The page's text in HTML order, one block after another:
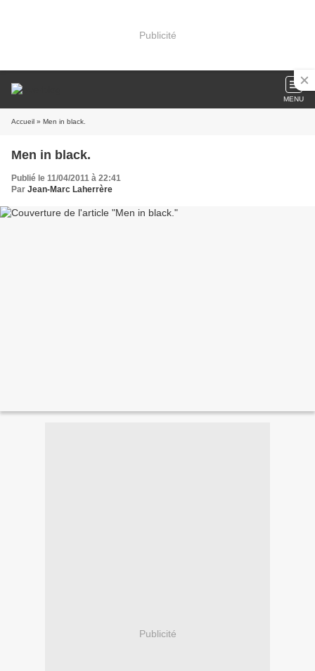
Publicité
MENU
Accueil » Men in black.
Men in black.
Publié le 11/04/2011 à 22:41
Par Jean-Marc Laherrère
Publicité